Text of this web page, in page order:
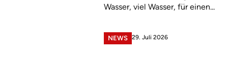
Wasser, viel Wasser, für einen...
NEWS 29. Juli 2026